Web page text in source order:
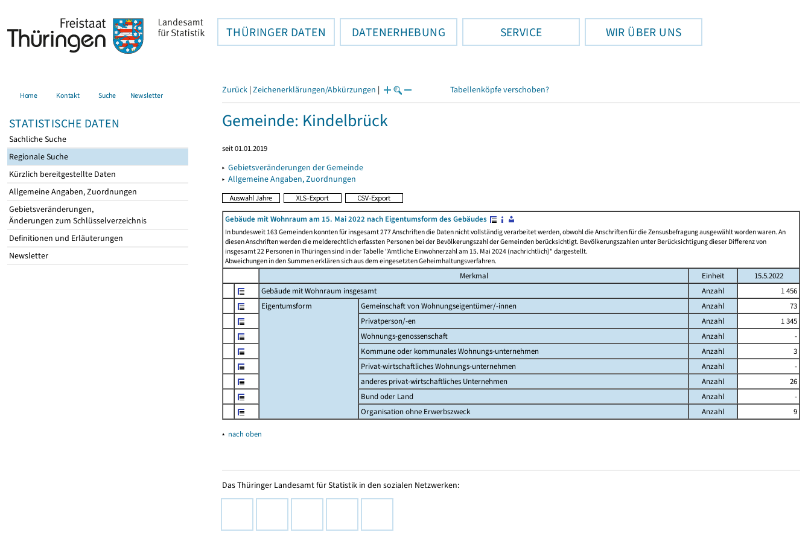
THÜRINGER DATEN DATENERHEBUNG SERVICE WIR ÜBER UNS
Home Kontakt Suche Newsletter
STATISTISCHE DATEN
Sachliche Suche
Regionale Suche
Kürzlich bereitgestellte Daten
Allgemeine Angaben, Zuordnungen
Gebietsveränderungen,
Änderungen zum Schlüsselverzeichnis
Definitionen und Erläuterungen
Newsletter
Zurück | Zeichenerklärungen/Abkürzungen | Tabellenköpfe verschoben?
Gemeinde: Kindelbrück
seit 01.01.2019
▸ Gebietsveränderungen der Gemeinde
▸ Allgemeine Angaben, Zuordnungen
Gebäude mit Wohnraum am 15. Mai 2022 nach Eigentumsform des Gebäudes
In bundesweit 163 Gemeinden konnten für insgesamt 277 Anschriften die Daten nicht vollständig verarbeitet werden, obwohl die Anschriften für die Zensusbefragung ausgewählt worden waren. An
diesen Anschriften werden die melderechtlich erfassten Personen bei der Bevölkerungszahl der Gemeinden berücksichtigt. Bevölkerungszahlen unter Berücksichtigung dieser Differenz von
insgesamt 22 Personen in Thüringen sind in der Tabelle "Amtliche Einwohnerzahl am 15. Mai 2024 (nachrichtlich)" dargestellt.
Abweichungen in den Summen erklären sich aus dem eingesetzten Geheimhaltungsverfahren.
Merkmal Einheit
15.5.2022
Gebäude mit Wohnraum insgesamt
Anzahl
1 456
Eigentumsform
Gemeinschaft von Wohnungseigentümer/-innen Anzahl
73
Privatperson/-en
Anzahl
1 345
Wohnungs-genossenschaft
Anzahl
-
Kommune oder kommunales Wohnungs-unternehmen
Anzahl
3
Privat-wirtschaftliches Wohnungs-unternehmen
Anzahl
-
anderes privat-wirtschaftliches Unternehmen
Anzahl
26
Bund oder Land
Anzahl
-
Organisation ohne Erwerbszweck
Anzahl 9
▴ nach oben
Das Thüringer Landesamt für Statistik in den sozialen Netzwerken: